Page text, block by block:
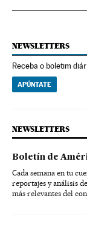
NEWSLETTERS
Receba o boletim
APÚNTATE
NEWSLETTERS
Boletín de
Cada semana en tu
reportajes y análisis
más relevantes del